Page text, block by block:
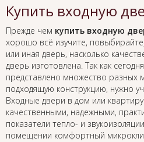
Купить входную
Прежде чем купить входную
хорошо всё изучите,
или иная дверь, насколько
дверь изготовлена. Так как
представлено множество разных
подходящую конструкцию, нужно
Входные двери в дом или
качественными, надежными,
показатели тепло- и
помещении комфортный